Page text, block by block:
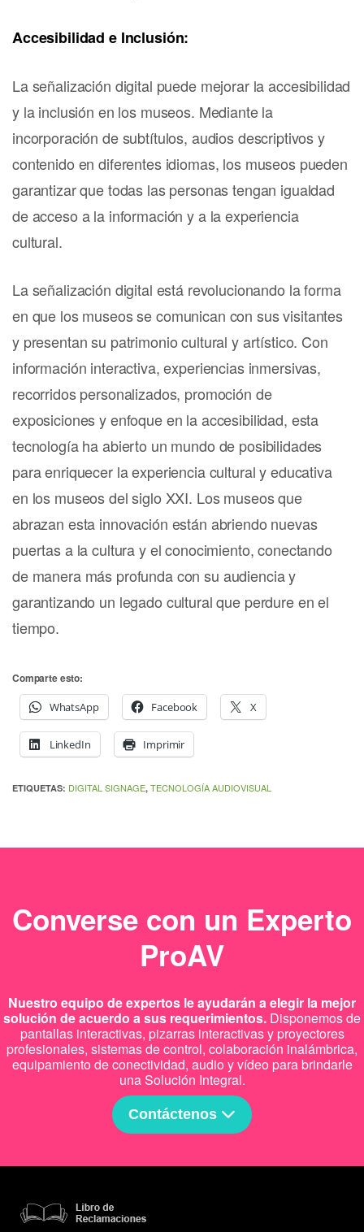
Accesibilidad e Inclusión:
La señalización digital puede mejorar la accesibilidad
y la inclusión en los museos. Mediante la
incorporación de subtítulos, audios descriptivos y
contenido en diferentes idiomas, los museos pueden
garantizar que todas las personas tengan igualdad
de acceso a la información y a la experiencia
cultural.
La señalización digital está revolucionando la forma
en que los museos se comunican con sus visitantes
y presentan su patrimonio cultural y artístico. Con
información interactiva, experiencias inmersivas,
recorridos personalizados, promoción de
exposiciones y enfoque en la accesibilidad, esta
tecnología ha abierto un mundo de posibilidades
para enriquecer la experiencia cultural y educativa
en los museos del siglo XXI. Los museos que
abrazan esta innovación están abriendo nuevas
puertas a la cultura y el conocimiento, conectando
de manera más profunda con su audiencia y
garantizando un legado cultural que perdure en el
tiempo.
Comparte esto:
WhatsApp
Facebook X
LinkedIn Imprimir
ETIQUETAS: DIGITAL SIGNAGE, TECNOLOGÍA AUDIOVISUAL
Converse con un Experto
ProAV
Nuestro equipo de expertos le ayudarán a elegir la mejor
solución de acuerdo a sus requerimientos. Disponemos de
pantallas interactivas, pizarras interactivas y proyectores
profesionales, sistemas de control, colaboración inalámbrica,
equipamiento de conectividad, audio y vídeo para brindarle
una Solución Integral.
Contáctenos